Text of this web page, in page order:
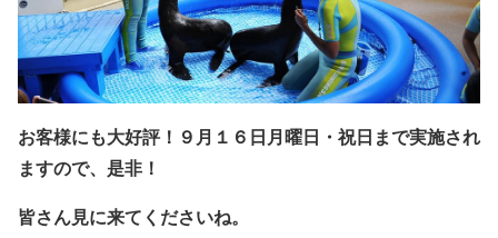
お客様にも大好評！ ９月１６日月曜日・祝日まで実施され
ますので、 是非！
皆さん見に来てくださいね。